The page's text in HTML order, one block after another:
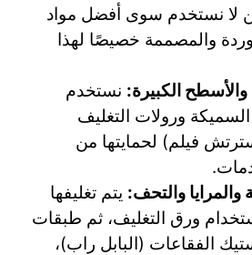
لا نستخدم سوى أفضل مواد
والمصممة خصيصًا لهذا
الكبيرة: نستخدم
ورولات التغليف
فيلم) لحمايتها من
والمرايا والتحف: يتم تغليفها
ورق التغليف، ثم طبقات
الفقاعات (البابل راب)،